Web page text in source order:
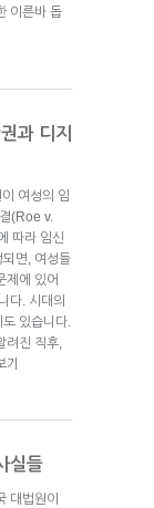
이른바 돕
과 디지
여성의 임
(Roe v.
따라 임신
면, 여성들
제에 있어
다. 시대의
있습니다.
려진 직후,
기
실들
대법원이